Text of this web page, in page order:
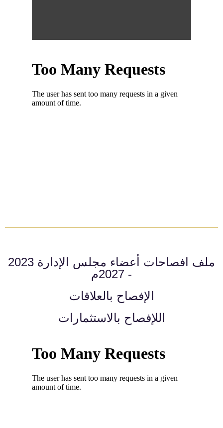
ملف افصاحات أعضاء مجلس الإدارة 2023
- 2027م
الإفصاح بالعلاقات
اللإفصاح بالاستثمارات